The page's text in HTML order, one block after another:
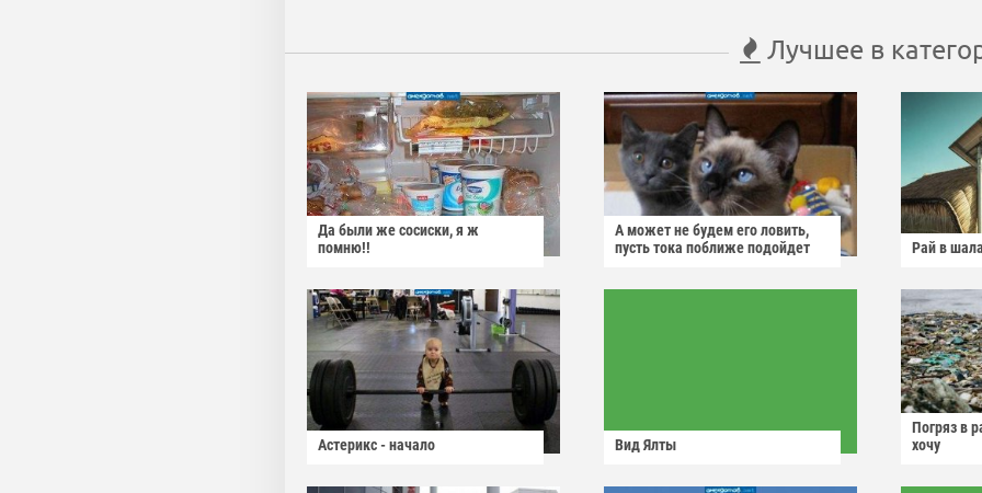
Лучшее в
Да были же сосиски, я ж
помню!!
А может не будем его ловить,
пусть тока поближе подойдет
Рай в
Астерикс - начало Вид Ялты
Погряз в
хочу